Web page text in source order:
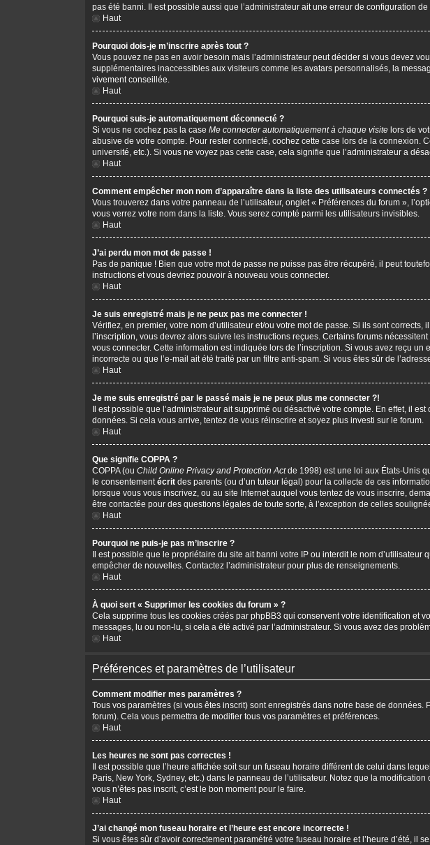
pas été banni. Il est possible aussi que l’administrateur ait une erreur de configuration
Haut
Pourquoi dois-je m’inscrire après tout ?
Vous pouvez ne pas en avoir besoin mais l’administrateur peut décider si vous devez
supplémentaires inaccessibles aux visiteurs comme les avatars personnalisés, la
vivement conseillée.
Haut
Pourquoi suis-je automatiquement déconnecté ?
Si vous ne cochez pas la case Me connecter automatiquement à chaque visite lors de
abusive de votre compte. Pour rester connecté, cochez cette case lors de la
université, etc.). Si vous ne voyez pas cette case, cela signifie que l’administrateur a
Haut
Comment empêcher mon nom d’apparaître dans la liste des utilisateurs connectés ?
Vous trouverez dans votre panneau de l’utilisateur, onglet « Préférences du forum »,
vous verrez votre nom dans la liste. Vous serez compté parmi les utilisateurs invisibles.
Haut
J’ai perdu mon mot de passe !
Pas de panique ! Bien que votre mot de passe ne puisse pas être récupéré, il peut
instructions et vous devriez pouvoir à nouveau vous connecter.
Haut
Je suis enregistré mais je ne peux pas me connecter !
Vérifiez, en premier, votre nom d’utilisateur et/ou votre mot de passe. Si ils sont
l’inscription, vous devrez alors suivre les instructions reçues. Certains forums
vous connecter. Cette information est indiquée lors de l’inscription. Si vous avez reçu
incorrecte ou que l’e-mail ait été traité par un filtre anti-spam. Si vous êtes sûr de
Haut
Je me suis enregistré par le passé mais je ne peux plus me connecter ?!
Il est possible que l’administrateur ait supprimé ou désactivé votre compte. En effet, il
données. Si cela vous arrive, tentez de vous réinscrire et soyez plus investi sur le forum.
Haut
Que signifie COPPA ?
COPPA (ou Child Online Privacy and Protection Actde 1998) est une loi aux États-Unis
le consentementécrit des parents (ou d’un tuteur légal) pour la collecte de ces
lorsque vous vous inscrivez, ou au site Internet auquel vous tentez de vous inscrire,
être contactée pour des questions légales de toute sorte, à l’exception de celles
Haut
Pourquoi ne puis-je pas m’inscrire ?
Il est possible que le propriétaire du site ait banni votre IP ou interdit le nom
empêcher de nouvelles. Contactez l’administrateur pour plus de renseignements.
Haut
À quoi sert « Supprimer les cookies du forum » ?
Cela supprime tous les cookies créés par phpBB3 qui conservent votre identification et
messages, lu ou non-lu, si cela a été activé par l’administrateur. Si vous avez des
Haut
Préférences et paramètres de l’utilisateur
Comment modifier mes paramètres ?
Tous vos paramètres (si vous êtes inscrit) sont enregistrés dans notre base de données.
forum). Cela vous permettra de modifier tous vos paramètres et préférences.
Haut
Les heures ne sont pas correctes !
Il est possible que l’heure affichée soit sur un fuseau horaire différent de celui dans
Paris, New York, Sydney, etc.) dans le panneau de l’utilisateur. Notez que la
vous n’êtes pas inscrit, c’est le bon moment pour le faire.
Haut
J’ai changé mon fuseau horaire et l’heure est encore incorrecte !
Si vous êtes sûr d’avoir correctement paramétré votre fuseau horaire et l’heure d’été, il